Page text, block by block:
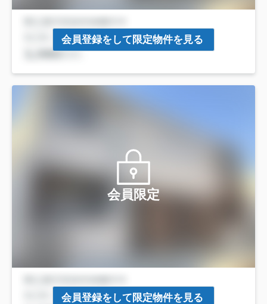
会員登録をして限定物件を見る
会員限定
会員登録をして限定物件を見る